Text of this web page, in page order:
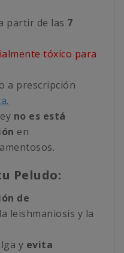
partir de las 7
tóxico para
a prescripción
no es está
en
Peludo:
de
leishmaniosis y la
y evita